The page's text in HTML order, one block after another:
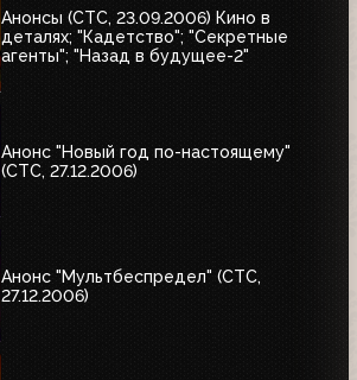
Анонсы (СТС, 23.09.2006) Кино в
деталях; "Кадетство"; "Секретные
агенты"; "Назад в будущее-2"
Анонс "Новый год по-настоящему"
(СТС, 27.12.2006)
Анонс "Мультбеспредел" (СТС,
27.12.2006)